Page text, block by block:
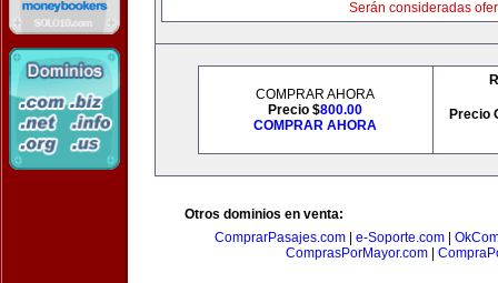
Serán consideradas
COMPRAR AHORA
Precio $800.00
COMPRAR AHORA
Precio
Otros dominios en venta:
ComprarPasajes.com
e-Soporte.com
ComprasPorMayor.com|